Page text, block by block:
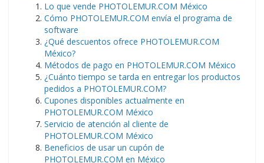
Lo que vende PHOTOLEMUR.COM México
Cómo PHOTOLEMUR.COM envía el programa de
software
¿Qué descuentos ofrece PHOTOLEMUR.COM
México?
Métodos de pago en PHOTOLEMUR.COM México
¿Cuánto tiempo se tarda en entregar los productos
pedidos a PHOTOLEMUR.COM?
Cupones disponibles actualmente en
PHOTOLEMUR.COM México
Servicio de atención al cliente de
PHOTOLEMUR.COM México
Beneficios de usar un cupón de
PHOTOLEMUR.COM en México